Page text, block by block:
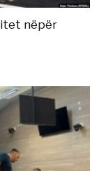
nëpër